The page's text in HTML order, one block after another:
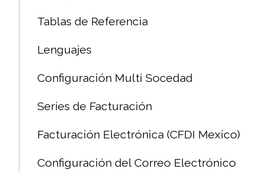
Tablas de Referencia
Lenguajes
Configuración Multi Socedad
Series de Facturación
Facturación Electrónica (CFDI Mexico)
Configuración del Correo Electrónico